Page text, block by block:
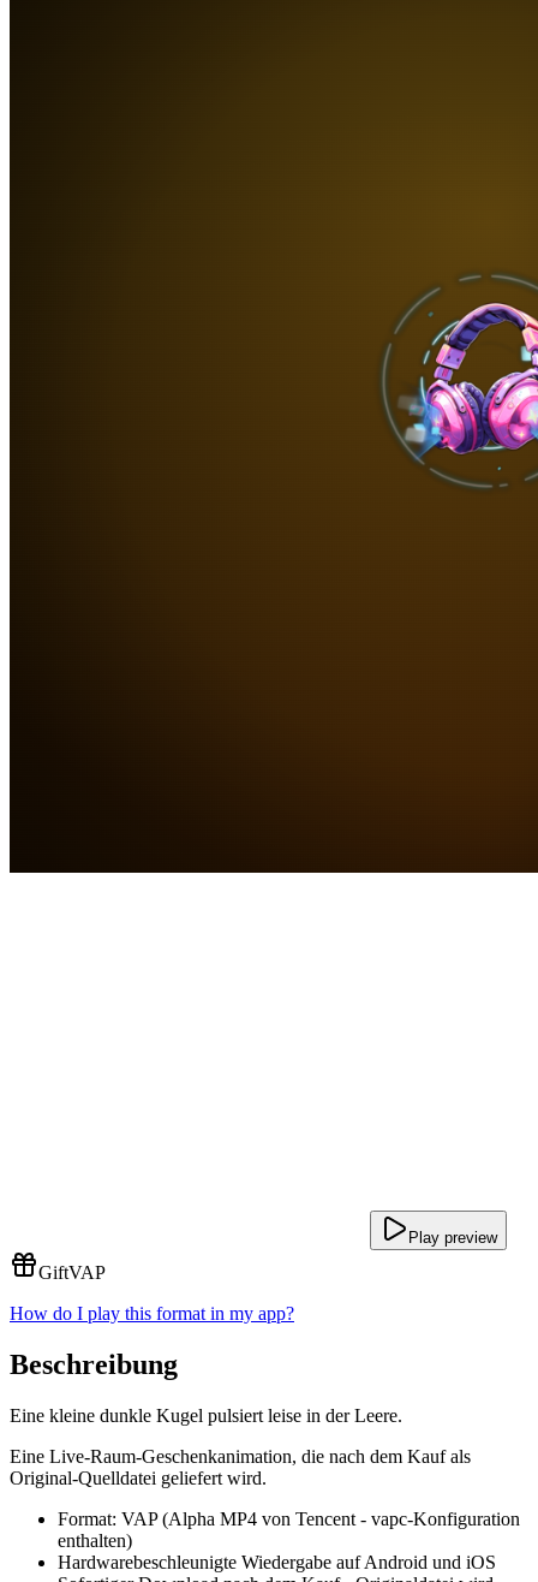
Play preview
GiftVAP
How do I play this format in my app?
Beschreibung
Eine kleine dunkle Kugel pulsiert leise in der Leere.
Eine Live-Raum-Geschenkanimation, die nach dem Kauf als
Original-Quelldatei geliefert wird.
Format: VAP (Alpha MP4 von Tencent - vapc-Konfiguration
enthalten)
Hardwarebeschleunigte Wiedergabe auf Android und iOS